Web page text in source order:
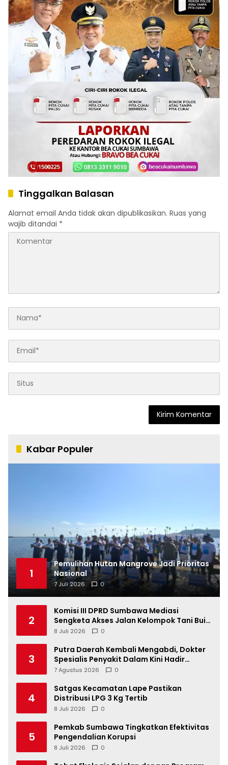
Tinggalkan Balasan
Alamat email Anda tidak akan dipublikasikan. Ruas yang
wajib ditandai *
Kabar Populer
1
Pemulihan Hutan Mangrove Jadi Prioritas
Nasional
7 Juli 2026 0
2
Komisi III DPRD Sumbawa Mediasi
Sengketa Akses Jalan Kelompok Tani Buin
Dua
8 Juli 2026 0
3
Putra Daerah Kembali Mengabdi, Dokter
Spesialis Penyakit Dalam Kini Hadir
Melayani Masyarakat Sumbawa
7 Agustus 2026 0
4
Satgas Kecamatan Lape Pastikan
Distribusi LPG 3 Kg Tertib
8 Juli 2026 0
5
Pemkab Sumbawa Tingkatkan Efektivitas
Pengendalian Korupsi
8 Juli 2026 0